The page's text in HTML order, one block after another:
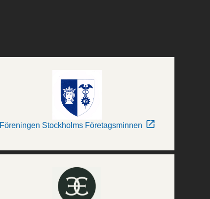
Föreningen Stockholms Företagsminnen